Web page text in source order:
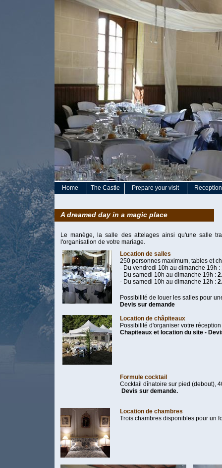
Home The Castle Prepare your visit
A dreamed day in a magic place
Le manège, la salle des attelages ainsi qu'une salle
l'organisation de votre mariage.
Location de salles
250 personnes maximum, tables et
- Du vendredi 10h au dimanche 19h :
- Du samedi 10h au dimanche 19h :
- Du samedi 10h au dimanche 12h :
Possibilité de louer les salles pour
Devis sur demande
Location de châpiteaux
Possibilité d'organiser votre
Chapiteaux et location du site -
Formule cocktail
Cocktail dînatoire sur pied (debout),
Devis sur demande.
Location de chambres
Trois chambres disponibles pour un